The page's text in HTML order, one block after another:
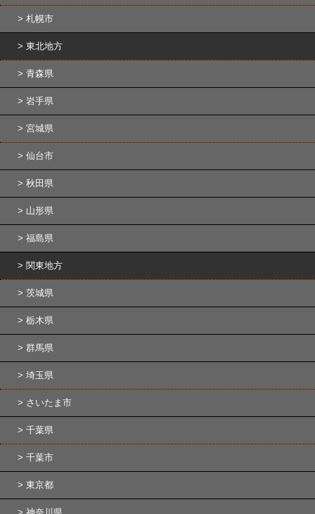
札幌市
東北地方
青森県
岩手県
宮城県
仙台市
秋田県
山形県
福島県
関東地方
茨城県
栃木県
群馬県
埼玉県
さいたま市
千葉県
千葉市
東京都